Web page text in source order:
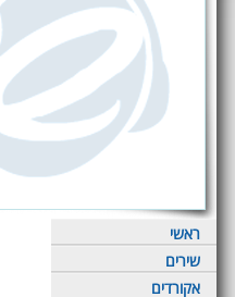
ראשי
שירים
אקורדים